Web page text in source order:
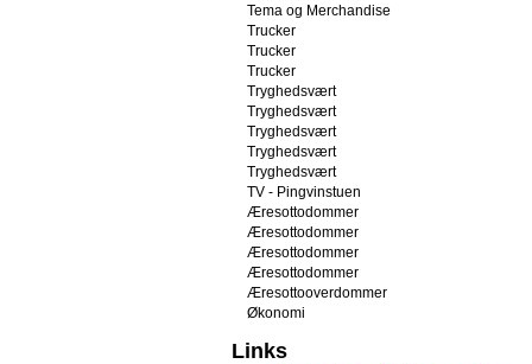
Tema og Merchandise
Trucker
Trucker
Trucker
Tryghedsvært
Tryghedsvært
Tryghedsvært
Tryghedsvært
Tryghedsvært
TV - Pingvinstuen
Æresottodommer
Æresottodommer
Æresottodommer
Æresottodommer
Æresottooverdommer
Økonomi
Links